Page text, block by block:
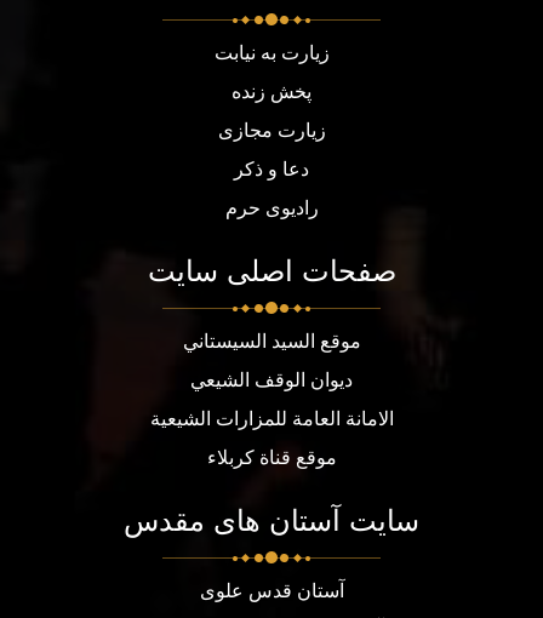
زیارت به نیابت
پخش زنده
زیارت مجازی
دعا و ذکر
رادیوی حرم
صفحات اصلی سایت
موقع السيد السيستاني
ديوان الوقف الشيعي
الامانة العامة للمزارات الشيعية
موقع قناة كربلاء
سایت آستان های مقدس
آستان قدس علوی